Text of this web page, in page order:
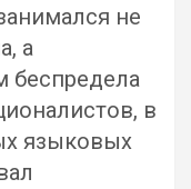
не
а
беспредела
в
языковых